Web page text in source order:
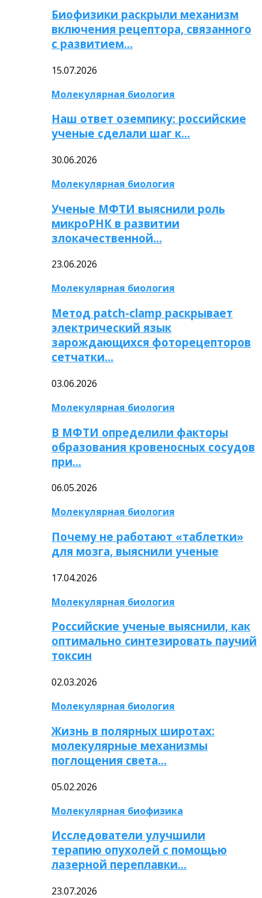
Биофизики раскрыли механизм
включения рецептора, связанного
с развитием…
15.07.2026
Молекулярная биология
Наш ответ оземпику: российские
ученые сделали шаг к…
30.06.2026
Молекулярная биология
Ученые МФТИ выяснили роль
микроРНК в развитии
злокачественной…
23.06.2026
Молекулярная биология
Метод patch-clamp раскрывает
электрический язык
зарождающихся фоторецепторов
сетчатки…
03.06.2026
Молекулярная биология
В МФТИ определили факторы
образования кровеносных сосудов
при…
06.05.2026
Молекулярная биология
Почему не работают «таблетки»
для мозга, выяснили ученые
17.04.2026
Молекулярная биология
Российские ученые выяснили, как
оптимально синтезировать паучий
токсин
02.03.2026
Молекулярная биология
Жизнь в полярных широтах:
молекулярные механизмы
поглощения света…
05.02.2026
Молекулярная биофизика
Исследователи улучшили
терапию опухолей с помощью
лазерной переплавки…
23.07.2026